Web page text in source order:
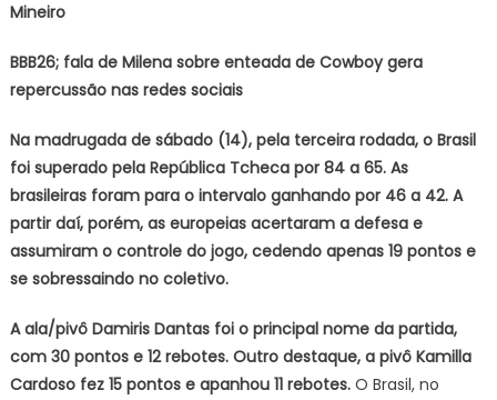
Mineiro
BBB26; fala de Milena sobre enteada de Cowboy gera
repercussão nas redes sociais
Na madrugada de sábado (14), pela terceira rodada, o Brasil
foi superado pela República Tcheca por 84 a 65. As
brasileiras foram para o intervalo ganhando por 46 a 42. A
partir daí, porém, as europeias acertaram a defesa e
assumiram o controle do jogo, cedendo apenas 19 pontos e
se sobressaindo no coletivo.
A ala/pivô Damiris Dantas foi o principal nome da partida,
com 30 pontos e 12 rebotes. Outro destaque, a pivô Kamilla
Cardoso fez 15 pontos e apanhou 11 rebotes.O Brasil, no